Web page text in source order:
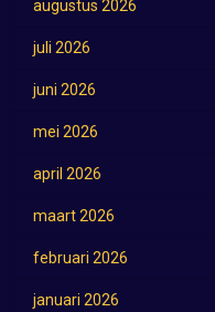
augustus 2026
juli 2026
juni 2026
mei 2026
april 2026
maart 2026
februari 2026
januari 2026